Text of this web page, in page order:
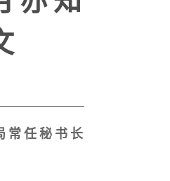
常 任 秘 书 长